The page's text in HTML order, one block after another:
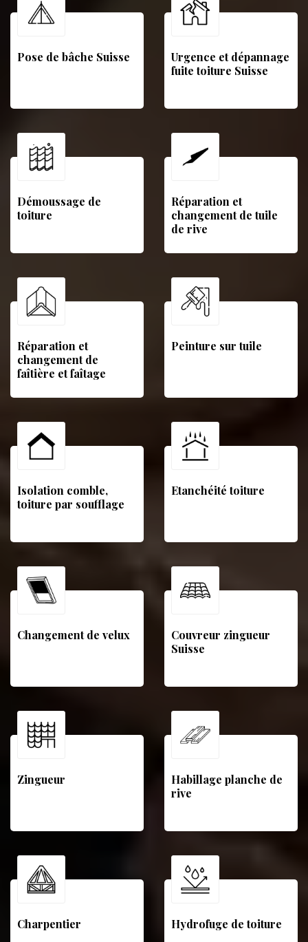
Pose de bâche Suisse
Urgence et dépannage
fuite toiture Suisse
Démoussage de
toiture
Réparation et
changement de tuile
de rive
Réparation et
changement de
faîtière et faîtage
Peinture sur tuile
Isolation comble,
toiture par soufflage
Etanchéité toiture
Changement de velux
Couvreur zingueur
Suisse
Zingueur
Habillage planche de
rive
Charpentier Hydrofuge de toiture